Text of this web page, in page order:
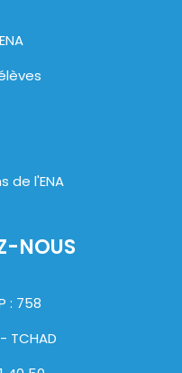
de l'ENA
NOUS
: 758
TCHAD